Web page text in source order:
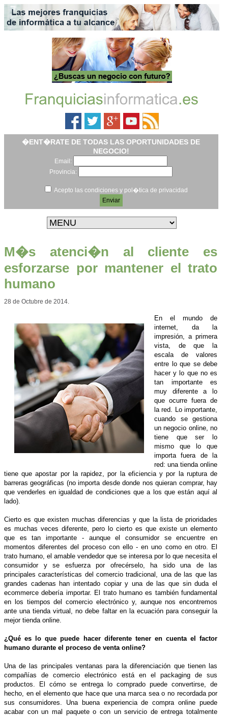
�ENT�RATE DE TODAS LAS OPORTUNIDADES DE
NEGOCIO!
Email:
Provincia:
Acepto las condiciones y pol�tica de privacidad
M�s atenci�n al cliente es
esforzarse por mantener el trato
humano
28 de Octubre de 2014.
En el mundo de
internet, da la
impresión, a primera
vista, de que la
escala de valores
entre lo que se debe
hacer y lo que no es
tan importante es
muy diferente a lo
que ocurre fuera de
la red. Lo importante,
cuando se gestiona
un negocio online, no
tiene que ser lo
mismo que lo que
importa fuera de la
red: una tienda online
tiene que apostar por la rapidez, por la eficiencia y por la ruptura de
barreras geográficas (no importa desde donde nos quieran comprar, hay
que venderles en igualdad de condiciones que a los que están aquí al
lado).
Cierto es que existen muchas diferencias y que la lista de prioridades
es muchas veces diferente, pero lo cierto es que existe un elemento
que es tan importante - aunque el consumidor se encuentre en
momentos diferentes del proceso con ello - en uno como en otro. El
trato humano, el amable vendedor que se interesa por lo que necesita el
consumidor y se esfuerza por ofrecérselo, ha sido una de las
principales características del comercio tradicional, una de las que las
grandes cadenas han intentado copiar y una de las que sin duda el
ecommerce debería importar. El trato humano es también fundamental
en los tiempos del comercio electrónico y, aunque nos encontremos
ante una tienda virtual, no debe faltar en la ecuación para conseguir la
mejor tienda online.
¿Qué es lo que puede hacer diferente tener en cuenta el factor
humano durante el proceso de venta online?
Una de las principales ventanas para la diferenciación que tienen las
compañías de comercio electrónico está en el packaging de sus
productos. El cómo se entrega lo comprado puede convertirse, de
hecho, en el elemento que hace que una marca sea o no recordada por
sus consumidores. Una buena experiencia de compra online puede
acabar con un mal paquete o con un servicio de entrega totalmente